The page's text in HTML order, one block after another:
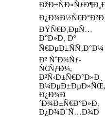
ÐŸÑ€Ð¸ÐµÑ…
Ð°Ð»Ð¸ Ðº
Ñ€ÐµÐ±ÑÑ‚Ð°Ð¼
Ð² ÑˆÐ¾Ñƒ-
Ñ€ÑƒÐ¼,
Ð²Ñ‹Ð±Ñ€Ð°Ð»Ð¸
Ð¼ÐµÐ±ÐµÐ»ÑŒ,
Ð¿Ð¾Ð
´Ð¾Ð±Ñ€Ð°Ð»Ð¸
Ð¿Ð¾Ð´Ñ…Ð¾Ð